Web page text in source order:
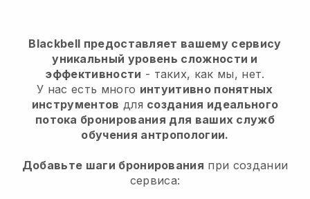
Blackbell предоставляет вашему сервису
уникальный уровень сложности и
эффективности - таких, как мы, нет.
У нас есть много интуитивно понятных
инструментов для создания идеального
потока бронирования для ваших служб
обучения антропологии.
Добавьте шаги бронирования при создании
сервиса: